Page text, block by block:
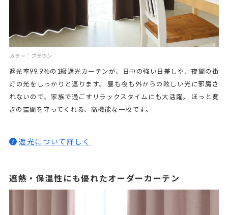
カラー：ブラウン
遮光率99.9％の1級遮光カーテンが、日中の強い日差しや、夜間の街
灯の光をしっかりと遮ります。 昼も夜も外からの眩しい光に邪魔さ
れないので、家族で過ごすリラックスタイムにも大活躍。 ほっと寛
ぎの空間を守ってくれる、高機能な一枚です。
? 遮光について詳しく
遮熱・保温性にも優れたオーダーカーテン